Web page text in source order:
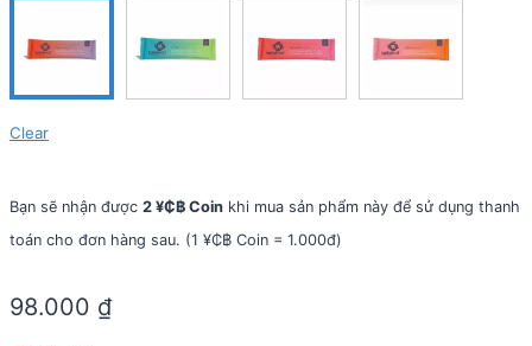
Clear
Bạn sẽ nhận được 2 ¥₵฿ Coin khi mua sản phẩm này để sử dụng thanh
toán cho đơn hàng sau. (1 ¥₵฿ Coin = 1.000đ)
98.000 ₫